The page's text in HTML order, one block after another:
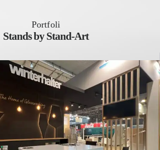
Portfoli
Stands by Stand-Art